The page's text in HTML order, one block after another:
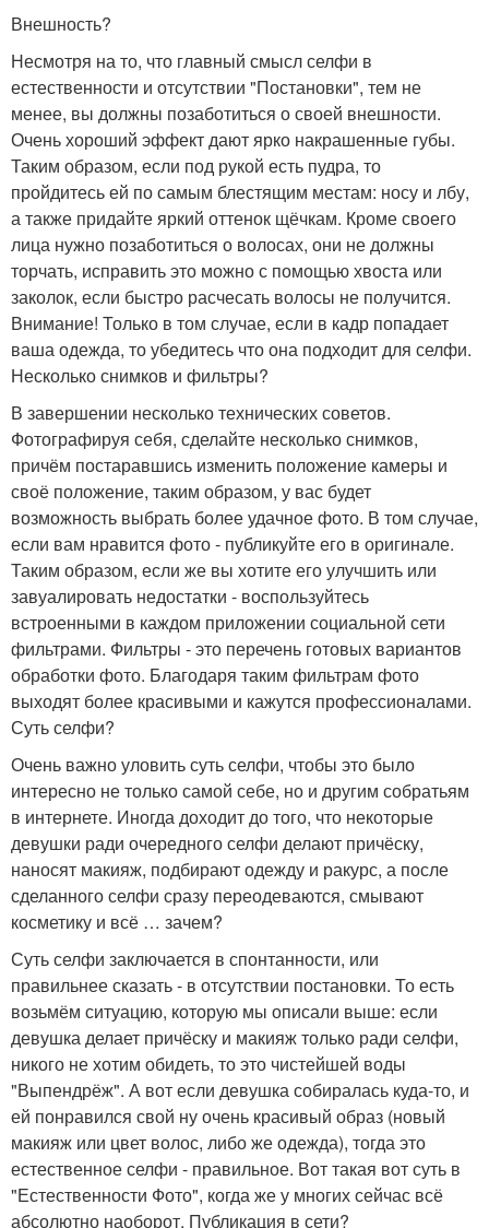
Внешность?
Несмотря на то, что главный смысл селфи в
естественности и отсутствии "Постановки", тем не
менее, вы должны позаботиться о своей внешности.
Очень хороший эффект дают ярко накрашенные губы.
Таким образом, если под рукой есть пудра, то
пройдитесь ей по самым блестящим местам: носу и лбу,
а также придайте яркий оттенок щёчкам. Кроме своего
лица нужно позаботиться о волосах, они не должны
торчать, исправить это можно с помощью хвоста или
заколок, если быстро расчесать волосы не получится.
Внимание! Только в том случае, если в кадр попадает
ваша одежда, то убедитесь что она подходит для селфи.
Несколько снимков и фильтры?
В завершении несколько технических советов.
Фотографируя себя, сделайте несколько снимков,
причём постаравшись изменить положение камеры и
своё положение, таким образом, у вас будет
возможность выбрать более удачное фото. В том случае,
если вам нравится фото - публикуйте его в оригинале.
Таким образом, если же вы хотите его улучшить или
завуалировать недостатки - воспользуйтесь
встроенными в каждом приложении социальной сети
фильтрами. Фильтры - это перечень готовых вариантов
обработки фото. Благодаря таким фильтрам фото
выходят более красивыми и кажутся профессионалами.
Суть селфи?
Очень важно уловить суть селфи, чтобы это было
интересно не только самой себе, но и другим собратьям
в интернете. Иногда доходит до того, что некоторые
девушки ради очередного селфи делают причёску,
наносят макияж, подбирают одежду и ракурс, а после
сделанного селфи сразу переодеваются, смывают
косметику и всё … зачем?
Суть селфи заключается в спонтанности, или
правильнее сказать - в отсутствии постановки. То есть
возьмём ситуацию, которую мы описали выше: если
девушка делает причёску и макияж только ради селфи,
никого не хотим обидеть, то это чистейшей воды
"Выпендрёж". А вот если девушка собиралась куда-то, и
ей понравился свой ну очень красивый образ (новый
макияж или цвет волос, либо же одежда), тогда это
естественное селфи - правильное. Вот такая вот суть в
"Естественности Фото", когда же у многих сейчас всё
абсолютно наоборот. Публикация в сети?